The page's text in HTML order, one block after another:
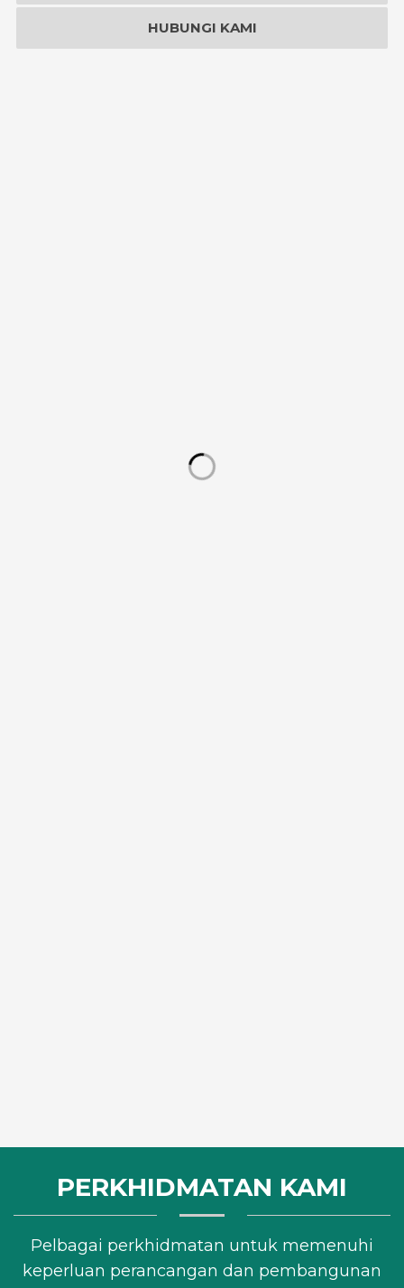
HUBUNGI KAMI
PERKHIDMATAN KAMI
Pelbagai perkhidmatan untuk memenuhi
keperluan perancangan dan pembangunan